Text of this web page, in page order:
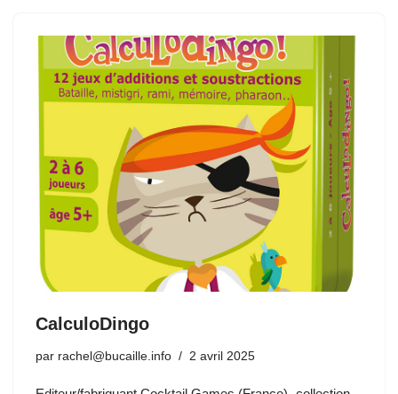
CalculoDingo
par rachel@bucaille.info 2 avril 2025